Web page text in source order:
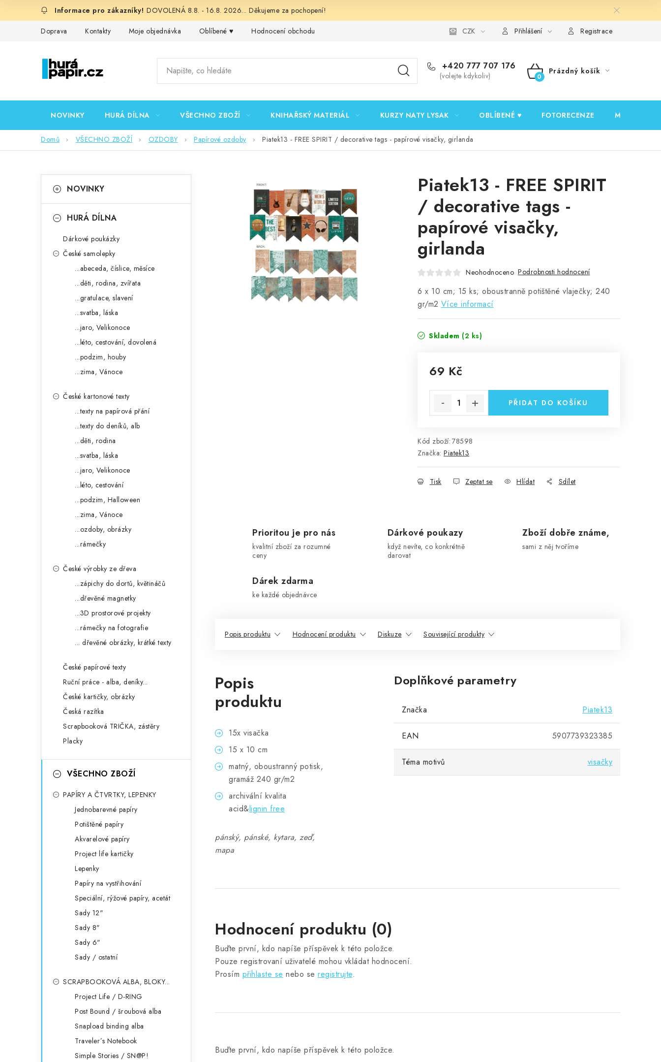
DOVOLENÁ 8.8. - 16.8. 2026... Děkujeme za pochopení!
Doprava Kontakty Moje objednávka Oblíbené ♥️ Hodnocení obchodu Podmínky ochrany osobních údajů Ověřování recenzí
CZK Přihlášení Registrace
+420 777 707 176
(volejte kdykoliv)
NÁKUPNÍ
Prázdný košík
NOVINKY HURÁ DÍLNA VŠECHNO ZBOŽÍ KNIHAŘSKÝ MATERIÁL KURZY NATY LYSAK OBLÍBENÉ ♥️ FOTORECENZE MOJE
Domů VŠECHNO ZBOŽÍ OZDOBY Papírové ozdoby Piatek13 - FREE SPIRIT / decorative tags - papírové visačky, girlanda
okategorie
a
NOVINKY
HURÁ DÍLNA
Dárkové poukázky
České samolepky
...abeceda, číslice, měsíce
...děti, rodina, zvířata
...gratulace, slavení
...svatba, láska
...jaro, Velikonoce
...léto, cestování, dovolená
...podzim, houby
...zima, Vánoce
České kartonové texty
...texty na papírová přání
...texty do deníků, alb
...děti, rodina
...svatba, láska
...jaro, Velikonoce
...léto, cestování
...podzim, Halloween
...zima, Vánoce
...ozdoby, obrázky
...rámečky
České výrobky ze dřeva
...zápichy do dortů, květináčů
...dřevěné magnetky
...3D prostorové projekty
...rámečky na fotografie
... dřevěné obrázky, krátké texty
České papírové texty
Ruční práce - alba, deníky...
České kartičky, obrázky
Česká razítka
Scrapbooková TRIČKA, zástěry
Placky
VŠECHNO ZBOŽÍ
PAPÍRY A ČTVRTKY, LEPENKY
Jednobarevné papíry
Potištěné papíry
Akvarelové papíry
Project life kartičky
Lepenky
Papíry na vystřihování
Speciální, rýžové papíry, acetát
Sady 12"
Sady 8"
Sady 6"
Sady / ostatní
SCRAPBOOKOVÁ ALBA, BLOKY...
Project Life / D-RING
Post Bound / šroubová alba
Snapload binding alba
Traveler´s Notebook
Simple Stories / SN@P!
Piatek13 - FREE SPIRIT
/ decorative tags -
papírové visačky,
girlanda
Neohodnoceno Podrobnosti hodnocení
6 x 10 cm; 15 ks; oboustranně potištěné vlaječky; 240
gr/m2 Více informací
Skladem (2 ks)
69 Kč
PŘIDAT DO KOŠÍKU
Kód zboží: 78598
Značka: Piatek13
Tisk Zeptat se Hlídat Sdílet
Prioritou je pro nás
kvalitní zboží za rozumné
ceny
Dárkové poukazy
když nevíte, co konkrétně
darovat
Zboží dobře známe,
sami z něj tvoříme
Dárek zdarma
ke každé objednávce
Popis produktu Hodnocení produktu Diskuze Související produkty
Popis
produktu
15x visačka
15 x 10 cm
matný, oboustranný potisk,
gramáž 240 gr/m2
archivální kvalita
acid&lignin free
pánský, pánské, kytara, zeď,
mapa
Doplňkové parametry
Značka Piatek13
EAN 5907739323385
Téma motivů visačky
Hodnocení produktu (0)
Buďte první, kdo napíše příspěvek k této položce.
Pouze registrovaní uživatelé mohou vkládat hodnocení.
Prosím přihlaste se nebo se registrujte.
Buďte první, kdo napíše příspěvek k této položce.